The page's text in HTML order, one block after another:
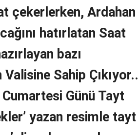
çekerlerken, Ardahan
hatırlatan Saat
bazı
Sahip Çıkıyor..
Günü Tayt
yazan resimle tayt